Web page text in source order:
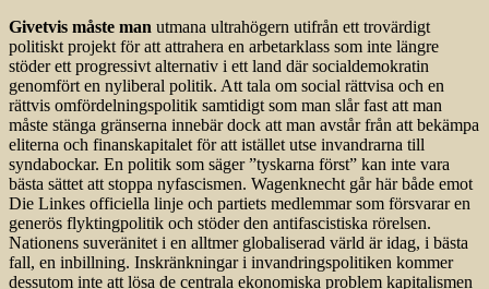
Givetvis måste man utmana ultrahögern utifrån ett trovärdigt
politiskt projekt för att attrahera en arbetarklass som inte längre
stöder ett progressivt alternativ i ett land där socialdemokratin
genomfört en nyliberal politik. Att tala om social rättvisa och en
rättvis omfördelningspolitik samtidigt som man slår fast att man
måste stänga gränserna innebär dock att man avstår från att bekämpa
eliterna och finanskapitalet för att istället utse invandrarna till
syndabockar. En politik som säger ”tyskarna först” kan inte vara
bästa sättet att stoppa nyfascismen. Wagenknecht går här både emot
Die Linkes officiella linje och partiets medlemmar som försvarar en
generös flyktingpolitik och stöder den antifascistiska rörelsen.
Nationens suveränitet i en alltmer globaliserad värld är idag, i bästa
fall, en inbillning. Inskränkningar i invandringspolitiken kommer
dessutom inte att lösa de centrala ekonomiska problem kapitalismen